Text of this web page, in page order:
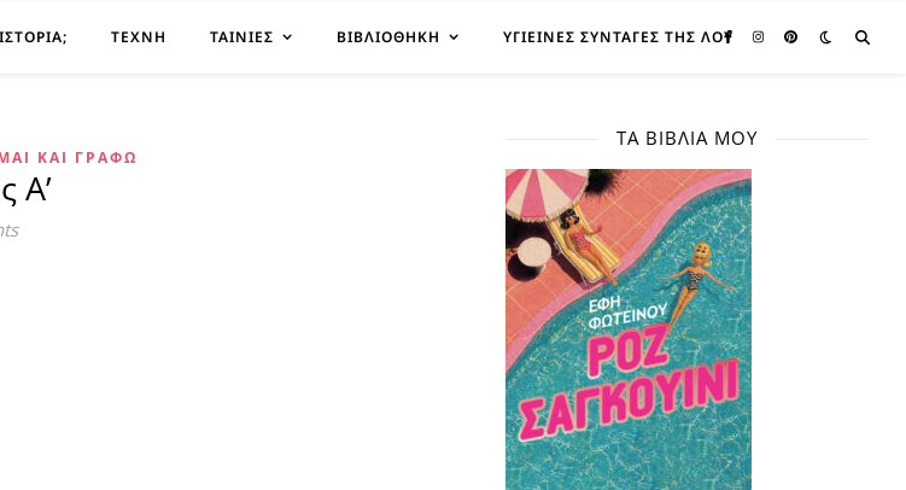
ΤΈΧΝΗ ΤΑΙΝΊΕΣ ΒΙΒΛΙΟΘΉΚΗ ΥΓΙΕΙΝΈΣ ΣΥΝΤΑΓΈΣ ΤΗΣ ΛΟΥ
ΚΑΙ ΓΡΆΦΩ
Α’
ΤΑ ΒΙΒΛΊΑ ΜΟΥ